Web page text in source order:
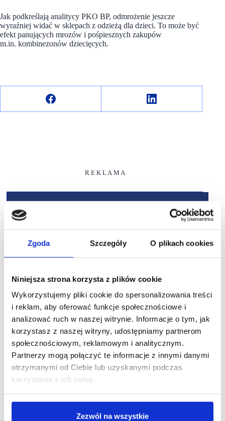
Zgoda Szczegóły O plikach cookies
Niniejsza strona korzysta z plików cookie
Wykorzystujemy pliki cookie do spersonalizowania treści
i reklam, aby oferować funkcje społecznościowe i
analizować ruch w naszej witrynie. Informacje o tym, jak
korzystasz z naszej witryny, udostępniamy partnerom
społecznościowym, reklamowym i analitycznym.
Partnerzy mogą połączyć te informacje z innymi danymi
otrzymanymi od Ciebie lub uzyskanymi podczas
korzystania z ich usług.
Zezwól na wszystkie
Jak podkreślają analitycy PKO BP, odmrożenie jeszcze
wyraźniej widać w sklepach z odzieżą dla dzieci. To może być
efekt panujących mrozów i pośpiesznych zakupów
m.in. kombinezonów dziecięcych.
R E K L A M A
Dlaczego warto wziąć udział w SCF?